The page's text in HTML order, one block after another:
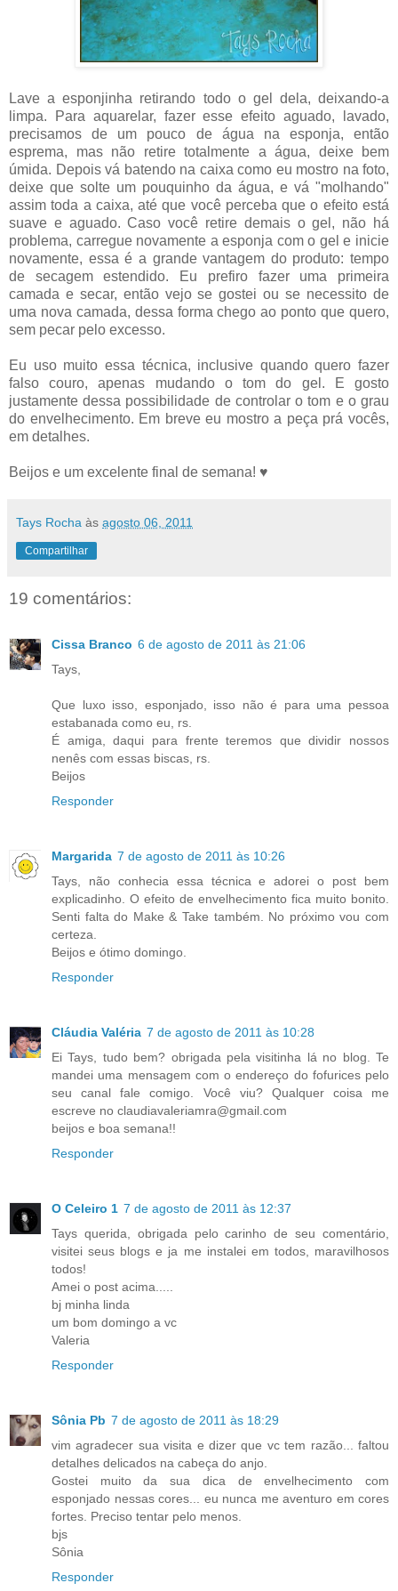
Lave a esponjinha retirando todo o gel dela, deixando-a
limpa. Para aquarelar, fazer esse efeito aguado, lavado,
precisamos de um pouco de água na esponja, então
esprema, mas não retire totalmente a água, deixe bem
úmida. Depois vá batendo na caixa como eu mostro na foto,
deixe que solte um pouquinho da água, e vá "molhando"
assim toda a caixa, até que você perceba que o efeito está
suave e aguado. Caso você retire demais o gel, não há
problema, carregue novamente a esponja com o gel e inicie
novamente, essa é a grande vantagem do produto: tempo
de secagem estendido. Eu prefiro fazer uma primeira
camada e secar, então vejo se gostei ou se necessito de
uma nova camada, dessa forma chego ao ponto que quero,
sem pecar pelo excesso.
Eu uso muito essa técnica, inclusive quando quero fazer
falso couro, apenas mudando o tom do gel. E gosto
justamente dessa possibilidade de controlar o tom e o grau
do envelhecimento. Em breve eu mostro a peça prá vocês,
em detalhes.
Beijos e um excelente final de semana! ♥
Tays Rocha às agosto 06, 2011
Compartilhar
19 comentários:
Cissa Branco 6 de agosto de 2011 às 21:06
Tays,
Que luxo isso, esponjado, isso não é para uma pessoa
estabanada como eu, rs.
É amiga, daqui para frente teremos que dividir nossos
nenês com essas biscas, rs.
Beijos
Responder
Margarida 7 de agosto de 2011 às 10:26
Tays, não conhecia essa técnica e adorei o post bem
explicadinho. O efeito de envelhecimento fica muito bonito.
Senti falta do Make & Take também. No próximo vou com
certeza.
Beijos e ótimo domingo.
Responder
Cláudia Valéria 7 de agosto de 2011 às 10:28
Ei Tays, tudo bem? obrigada pela visitinha lá no blog. Te
mandei uma mensagem com o endereço do fofurices pelo
seu canal fale comigo. Você viu? Qualquer coisa me
escreve no claudiavaleriamra@gmail.com
beijos e boa semana!!
Responder
O Celeiro 1 7 de agosto de 2011 às 12:37
Tays querida, obrigada pelo carinho de seu comentário,
visitei seus blogs e ja me instalei em todos, maravilhosos
todos!
Amei o post acima.....
bj minha linda
um bom domingo a vc
Valeria
Responder
Sônia Pb 7 de agosto de 2011 às 18:29
vim agradecer sua visita e dizer que vc tem razão... faltou
detalhes delicados na cabeça do anjo.
Gostei muito da sua dica de envelhecimento com
esponjado nessas cores... eu nunca me aventuro em cores
fortes. Preciso tentar pelo menos.
bjs
Sônia
Responder